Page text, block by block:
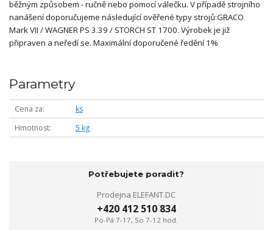
běžným způsobem - ručně nebo pomocí válečku. V případě strojního
nanášení doporučujeme následující ověřené typy strojů:GRACO
Mark VII / WAGNER PS 3.39 / STORCH ST 1700. Výrobek je již
připraven a neředí se. Maximální doporučené ředění 1%
Parametry
Cena za
ks
Hmotnost
5 kg
Potřebujete poradit?
Prodejna ELEFANT.DC
+420 412 510 834
Po-Pá 7-17, So 7-12 hod.